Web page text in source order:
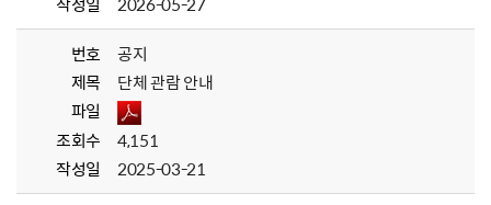
번호
공지
제목
단체 관람 안내
파일
조회수
4,151
작성일
2025-03-21